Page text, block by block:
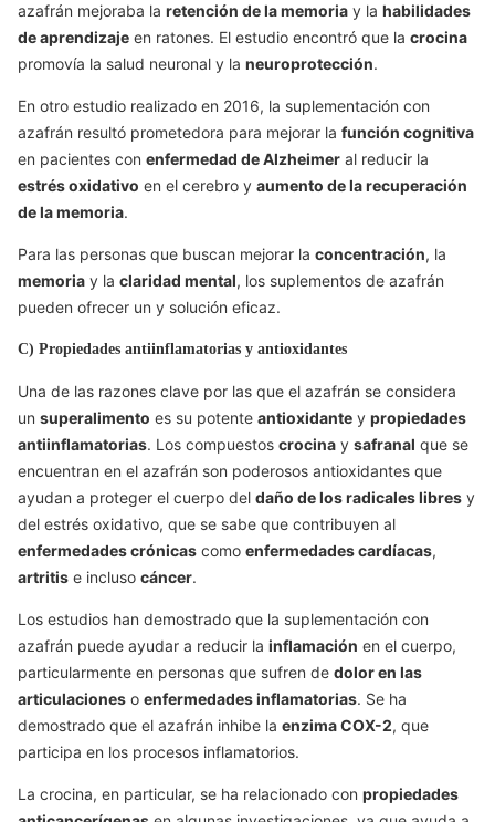
azafrán mejoraba la retención de la memoria y la habilidades
de aprendizaje en ratones. El estudio encontró que la crocina
promovía la salud neuronal y la neuroprotección.
En otro estudio realizado en 2016, la suplementación con
azafrán resultó prometedora para mejorar la función cognitiva
en pacientes con enfermedad de Alzheimer al reducir la
estrés oxidativo en el cerebro y aumento de la recuperación
de la memoria.
Para las personas que buscan mejorar la concentración, la
memoria y la claridad mental, los suplementos de azafrán
pueden ofrecer un y solución eficaz.
C) Propiedades antiinflamatorias y antioxidantes
Una de las razones clave por las que el azafrán se considera
un superalimento es su potente antioxidante y propiedades
antiinflamatorias. Los compuestos crocina y safranal que se
encuentran en el azafrán son poderosos antioxidantes que
ayudan a proteger el cuerpo del daño de los radicales libres y
del estrés oxidativo, que se sabe que contribuyen al
enfermedades crónicas como enfermedades cardíacas,
artritis e incluso cáncer.
Los estudios han demostrado que la suplementación con
azafrán puede ayudar a reducir la inflamación en el cuerpo,
particularmente en personas que sufren de dolor en las
articulaciones o enfermedades inflamatorias. Se ha
demostrado que el azafrán inhibe la enzima COX-2, que
participa en los procesos inflamatorios.
La crocina, en particular, se ha relacionado con propiedades